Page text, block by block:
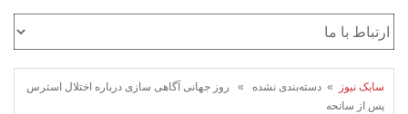
سایک نیوز
» دسته‌بندی نشده » روز جهانی آگاهی سازی درباره اختلال استرس
پس از سانحه